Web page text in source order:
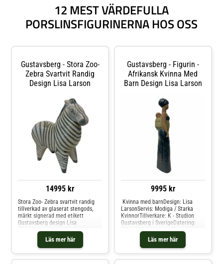
12 MEST VÄRDEFULLA
PORSLINSFIGURINERNA HOS OSS
Gustavsberg - Stora Zoo-
Zebra Svartvit Randig
Design Lisa Larson
14995 kr
Läs mer här
Stora Zoo- Zebra svartvit randig
tillverkad av glaserat stengods,
märkt signerad med etikett
Gustavsberg design Lisa
LarsonFormgavs 1957-58 av Lisa
Larson ur serien stora ZooDesign:
Lisa LaronSerie/Modell: Stora
ZooTillverkare: Sverige,
Gustavsberg - Figurin -
Afrikansk Kvinna Med
Barn Design Lisa Larson
9995 kr
Läs mer här
Kvinna med barnDesign: Lisa
LarsonServis: Modiga / Starka
KvinnorTillverkare: K - Studion
Gustavsberg i SverigeDatering:
Tillverkad 2019 nyttMått: Höjd ca
47 cm Bredd 11 cm Djup10
cmKondition: Nytt signerad alla
figuriner är handtillverkade så